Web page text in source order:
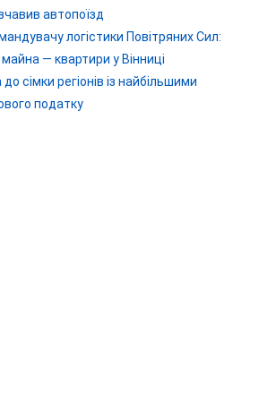
автопоїзд
логістики Повітряних Сил:
— квартири у Вінниці
сімки регіонів із найбільшими
податку